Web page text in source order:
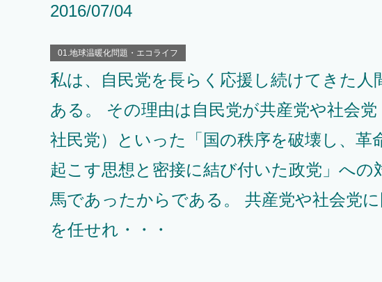
2016/07/04
01.地球温暖化問題・エコライフ
私は、自民党を長らく応援し続けてきた人
ある。 その理由は自民党が共産党や社会党
社民党）といった「国の秩序を破壊し、革
起こす思想と密接に結び付いた政党」への
馬であったからである。 共産党や社会党に
を任せれ・・・